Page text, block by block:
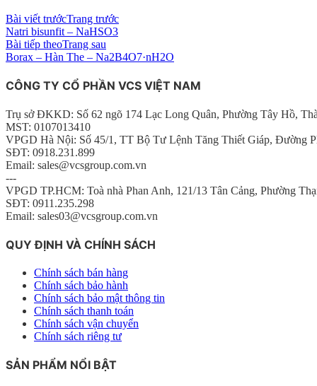
Bài viết trướcTrang trước
Natri bisunfit – NaHSO3
Bài tiếp theoTrang sau
Borax – Hàn The – Na2B4O7·nH2O
CÔNG TY CỔ PHẦN VCS VIỆT NAM
Trụ sở ĐKKD: Số 62 ngõ 174 Lạc Long Quân, Phường Tây Hồ,
MST: 0107013410
VPGD Hà Nội: Số 45/1, TT Bộ Tư Lệnh Tăng Thiết Giáp, Đường
SĐT: 0918.231.899
Email: sales@vcsgroup.com.vn
---
VPGD TP.HCM: Toà nhà Phan Anh, 121/13 Tân Cảng, Phường
SĐT: 0911.235.298
Email: sales03@vcsgroup.com.vn
QUY ĐỊNH VÀ CHÍNH SÁCH
Chính sách bán hàng
Chính sách bảo hành
Chính sách bảo mật thông tin
Chính sách thanh toán
Chính sách vận chuyển
Chính sách riêng tư
SẢN PHẨM NỔI BẬT